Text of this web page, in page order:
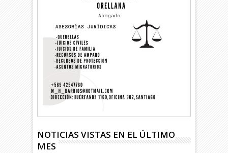
NOTICIAS VISTAS EN EL ÚLTIMO
MES